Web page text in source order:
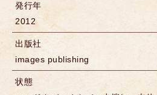
発行年
2012
出版社
images publishing
状態